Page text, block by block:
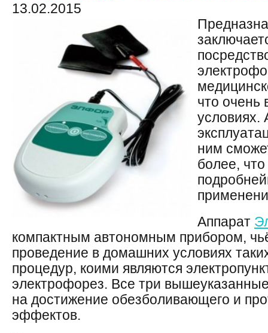
13.02.2015
что очень
условиях.
ним
более,
Аппарат
компактным автономным прибором,
проведение в домашних условиях
процедур, коими являются
электрофорез. Все три
на достижение обезболивающего и
эффектов.